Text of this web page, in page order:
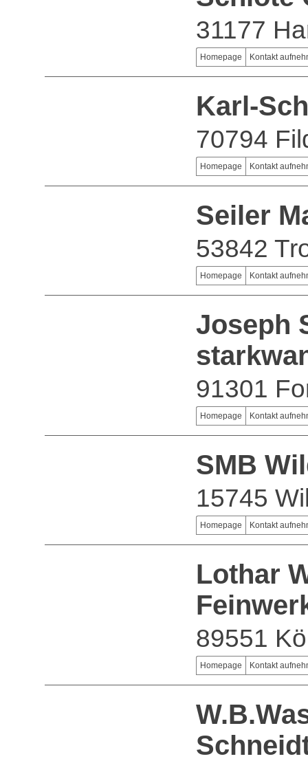
31177
Homepage Kontakt
Karl-
70794
Homepage Kontakt
Seiler
53842
Homepage Kontakt
Joseph
91301
Homepage Kontakt
SMB
15745
Homepage Kontakt
Lothar
89551
Homepage Kontakt